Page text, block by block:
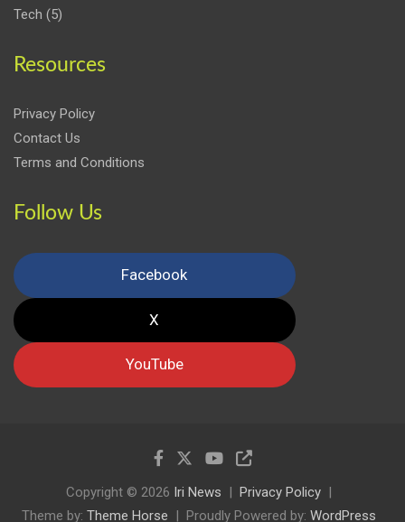
Tech (5)
Resources
Privacy Policy
Contact Us
Terms and Conditions
Follow Us
Facebook
X
YouTube
Copyright © 2026 Iri News
Privacy Policy
Theme by: Theme Horse Proudly Powered by: WordPress